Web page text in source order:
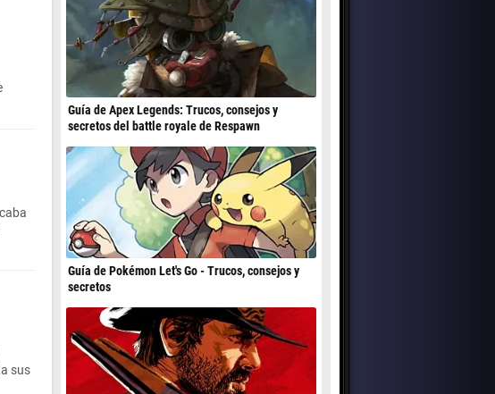
sus
Guía de Apex Legends: Trucos, consejos y
secretos del battle royale de Respawn
Guía de Pokémon Let's Go - Trucos, consejos y
secretos